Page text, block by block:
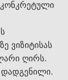
ვიზიტისას
ღირს.
დადგენილი.